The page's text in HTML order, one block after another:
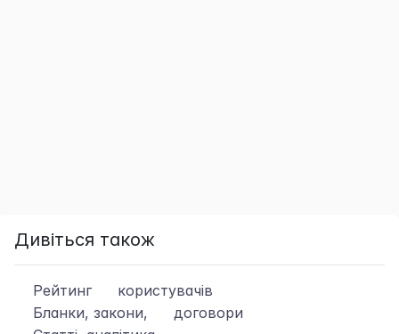
Дивіться також
Рейтинг
користувачів
Бланки, закони,
договори